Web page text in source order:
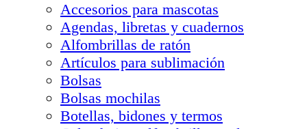
Accesorios para mascotas
Agendas, libretas y cuadernos
Alfombrillas de ratón
Artículos para sublimación
Bolsas
Bolsas mochilas
Botellas, bidones y termos